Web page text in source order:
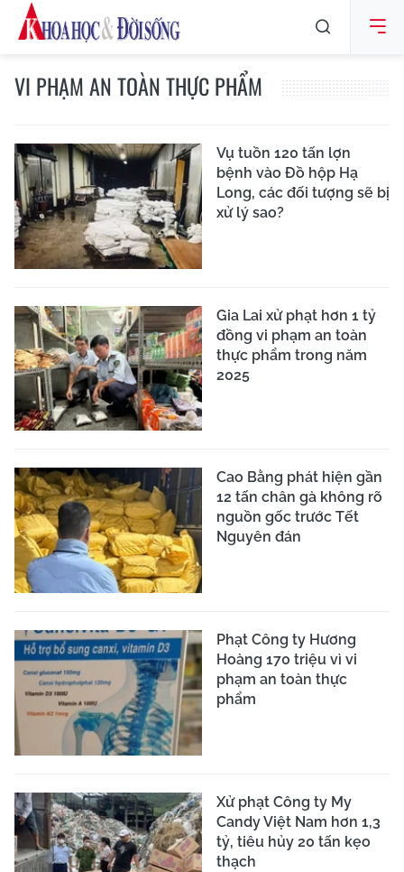
VI PHẠM AN TOÀN THỰC PHẨM
Vụ tuồn 120 tấn lợn
bệnh vào Đồ hộp Hạ
Long, các đối tượng sẽ bị
xử lý sao?
Gia Lai xử phạt hơn 1 tỷ
đồng vi phạm an toàn
thực phẩm trong năm
2025
Cao Bằng phát hiện gần
12 tấn chân gà không rõ
nguồn gốc trước Tết
Nguyên đán
Phạt Công ty Hương
Hoàng 170 triệu vì vi
phạm an toàn thực
phẩm
Xử phạt Công ty My
Candy Việt Nam hơn 1,3
tỷ, tiêu hủy 20 tấn kẹo
thạch